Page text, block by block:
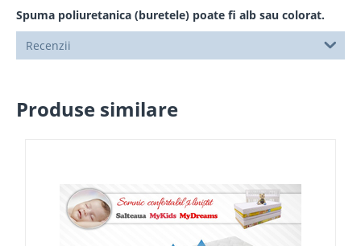
Spuma poliuretanica (buretele) poate fi alb sau colorat.
Recenzii
Produse similare